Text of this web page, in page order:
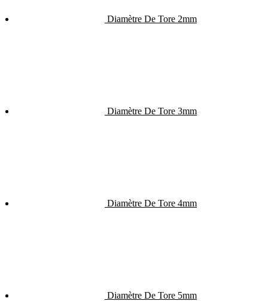
Diamètre De Tore 2mm
Diamètre De Tore 3mm
Diamètre De Tore 4mm
Diamètre De Tore 5mm